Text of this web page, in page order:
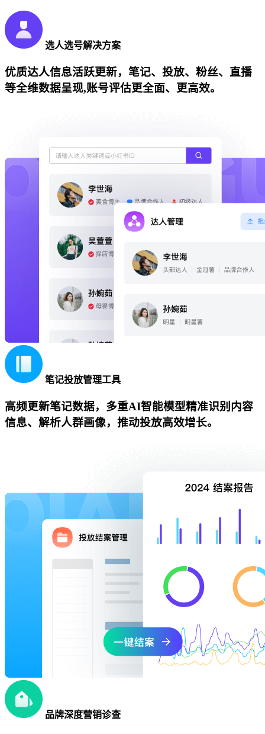
选人选号解决方案
优质达人信息活跃更新，笔记、投放、粉丝、直播
等全维数据呈现,账号评估更全面、更高效。
笔记投放管理工具
高频更新笔记数据，多重AI智能模型精准识别内容
信息、解析人群画像，推动投放高效增长。
品牌深度营销诊查